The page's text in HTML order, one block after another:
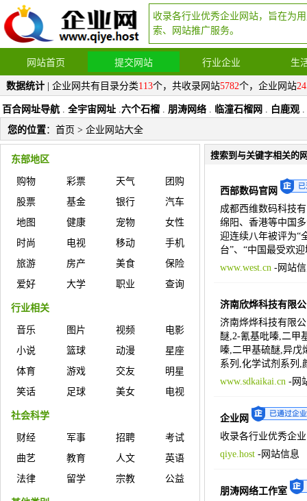
收录各行业优秀企业网站，旨在为
索、网站推广服务。
网站首页 提交网站 行业企业 生
数据统计 | 企业网共有目录分类113个，共收录网站5782个，企业网站
百合网址导航 . 全宇宙网址 .六个石榴 . 朋涛网络 . 临潼石榴网 . 白鹿观 .
您的位置： 首页 > 企业网站大全
东部地区
购物 彩票 天气
团购
股票
基金 银行
汽车
地图
健康 宠物
女性
时尚
电视 移动
手机
旅游
房产 美食
保险
爱好
大学 职业 查询
行业相关
音乐 图片 视频
电影
小说
篮球 动漫
星座
体育
游戏 交友
明星
笑话
足球 美女 电视
社会科学
财经 军事 招聘
考试
曲艺
教育 人文
英语
法律
留学 宗教 公益
搜索到与关键字相关的
西部数码官网
成都西维数码科技
绵阳、香港等中国
迎连续八年被评为“
台”、“中国最受欢
www.west.cn-网站
济南欣烨科技有限
济南烨烨科技有限
醚,2-氰基吡嗪,二甲
嗪,二甲基硫醚,异戊
系列,化学试剂系列,
www.sdkaikai.cn-网
企业网
收录各行业优秀企
qiye.host-网站信息
朋涛网络工作室